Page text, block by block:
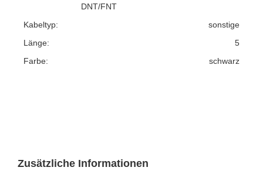
DNT/FNT
Kabeltyp:
sonstige
Länge:
5
Farbe:
schwarz
Zusätzliche Informationen